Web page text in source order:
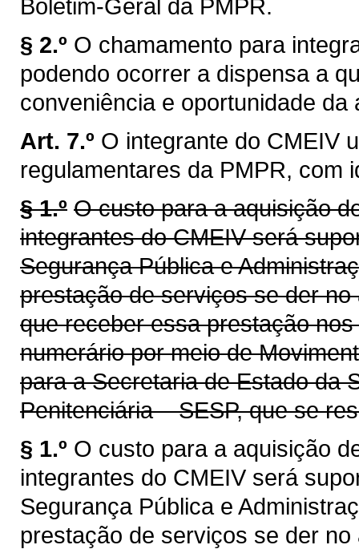
Boletim-Geral da PMPR.
§ 2.º O chamamento para
podendo ocorrer a dispensa a
conveniência e oportunidade da
Art. 7.º O integrante do CMEIV
regulamentares da PMPR, com
§ 1.º O custo para a aquisição
integrantes do CMEIV será
Segurança Pública e
prestação de serviços se der
que receber essa prestação
numerário por meio de
para a Secretaria de Estado da
Penitenciária – SESP, que se
§ 1.º O custo para a aquisição
integrantes do CMEIV será
Segurança Pública e
prestação de serviços se der